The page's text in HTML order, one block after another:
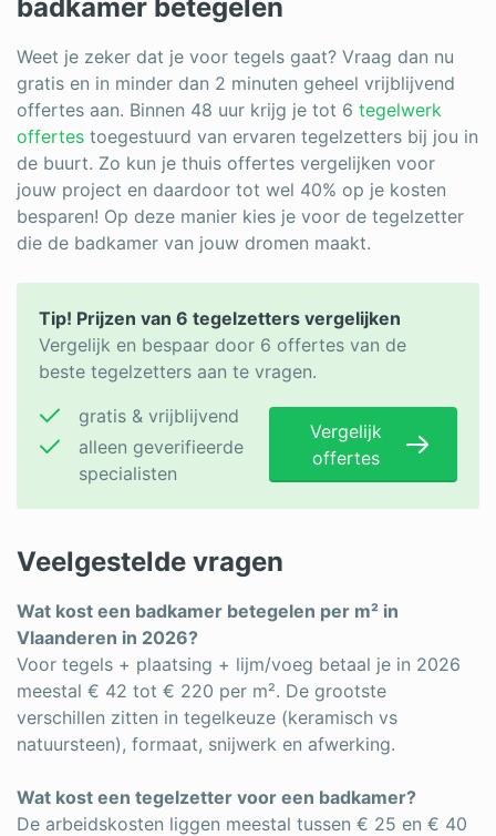
badkamer betegelen
Weet je zeker dat je voor tegels gaat? Vraag dan nu
gratis en in minder dan 2 minuten geheel vrijblijvend
offertes aan. Binnen 48 uur krijg je tot 6 tegelwerk
offertes toegestuurd van ervaren tegelzetters bij jou in
de buurt. Zo kun je thuis offertes vergelijken voor
jouw project en daardoor tot wel 40% op je kosten
besparen! Op deze manier kies je voor de tegelzetter
die de badkamer van jouw dromen maakt.
Tip! Prijzen van 6 tegelzetters vergelijken
Vergelijk en bespaar door 6 offertes van de
beste tegelzetters aan te vragen.
gratis & vrijblijvend
alleen geverifieerde
specialisten
Vergelijk
offertes
Veelgestelde vragen
Wat kost een badkamer betegelen per m² in
Vlaanderen in 2026?
Voor tegels + plaatsing + lijm/voeg betaal je in 2026
meestal € 42 tot € 220 per m². De grootste
verschillen zitten in tegelkeuze (keramisch vs
natuursteen), formaat, snijwerk en afwerking.
Wat kost een tegelzetter voor een badkamer?
De arbeidskosten liggen meestal tussen € 25 en € 40